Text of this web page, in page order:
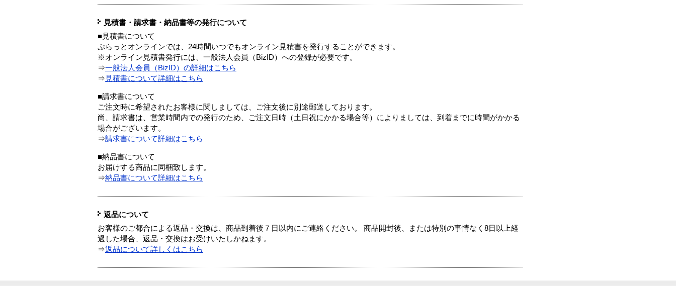
見積書・請求書・納品書等の発行について
■見積書について
ぷらっとオンラインでは、24時間いつでもオンライン見積書を発行することができます。
※オンライン見積書発行には、一般法人会員（BizID）への登録が必要です。
⇒一般法人会員（BizID）の詳細はこちら
⇒ 見積書について詳細はこちら
■請求書について
ご注文時に希望されたお客様に関しましては、ご注文後に別途郵送しております。
尚、請求書は、営業時間内での発行のため、ご注文日時（土日祝にかかる場合等）によりましては、到着までに時間がかかる
場合がございます。
⇒請求書について詳細はこちら
■納品書について
お届けする商品に同梱致します。
⇒納品書について詳細はこちら
返品について
お客様のご都合による返品・交換は、商品到着後７日以内にご連絡ください。 商品開封後、または特別の事情なく8日以上経
過した場合、返品・交換はお受けいたしかねます。
⇒返品について詳しくはこちら